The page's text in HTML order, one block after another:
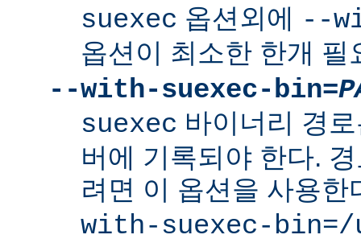
suexec 옵션외에
--
옵션이 최소한 한개 필
--with-suexec-bin=
suexec 바이너리 경
버에 기록되야 한다.
려면 이 옵션을 사용
with-suexec-